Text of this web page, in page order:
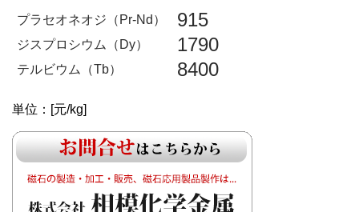
プラセオネオジ（Pr-Nd） 915
ジスプロシウム（Dy） 1790
テルビウム（Tb） 8400
単位：[元/kg]